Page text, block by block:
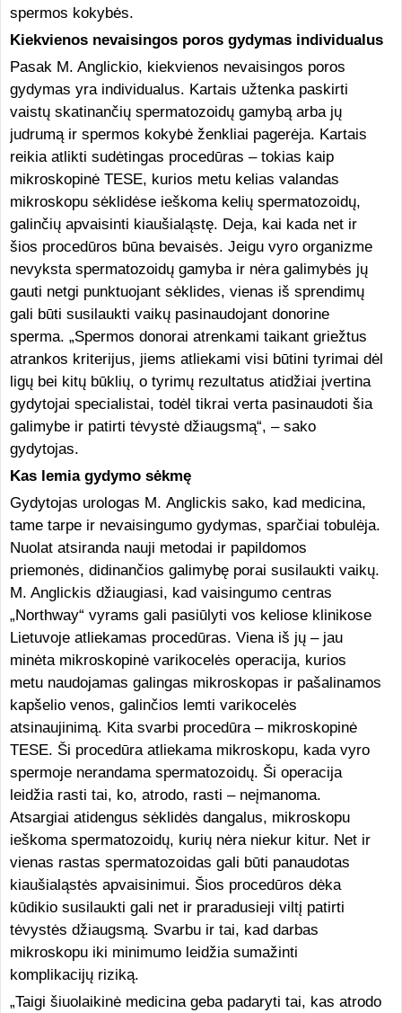
spermos kokybės.
Kiekvienos nevaisingos poros gydymas individualus
Pasak M. Anglickio, kiekvienos nevaisingos poros
gydymas yra individualus. Kartais užtenka paskirti
vaistų skatinančių spermatozoidų gamybą arba jų
judrumą ir spermos kokybė ženkliai pagerėja. Kartais
reikia atlikti sudėtingas procedūras – tokias kaip
mikroskopinė TESE, kurios metu kelias valandas
mikroskopu sėklidėse ieškoma kelių spermatozoidų,
galinčių apvaisinti kiaušialąstę. Deja, kai kada net ir
šios procedūros būna bevaisės. Jeigu vyro organizme
nevyksta spermatozoidų gamyba ir nėra galimybės jų
gauti netgi punktuojant sėklides, vienas iš sprendimų
gali būti susilaukti vaikų pasinaudojant donorine
sperma. „Spermos donorai atrenkami taikant griežtus
atrankos kriterijus, jiems atliekami visi būtini tyrimai dėl
ligų bei kitų būklių, o tyrimų rezultatus atidžiai įvertina
gydytojai specialistai, todėl tikrai verta pasinaudoti šia
galimybe ir patirti tėvystė džiaugsmą“, – sako
gydytojas.
Kas lemia gydymo sėkmę
Gydytojas urologas M. Anglickis sako, kad medicina,
tame tarpe ir nevaisingumo gydymas, sparčiai tobulėja.
Nuolat atsiranda nauji metodai ir papildomos
priemonės, didinančios galimybę porai susilaukti vaikų.
M. Anglickis džiaugiasi, kad vaisingumo centras
„Northway“ vyrams gali pasiūlyti vos keliose klinikose
Lietuvoje atliekamas procedūras. Viena iš jų – jau
minėta mikroskopinė varikocelės operacija, kurios
metu naudojamas galingas mikroskopas ir pašalinamos
kapšelio venos, galinčios lemti varikocelės
atsinaujinimą. Kita svarbi procedūra – mikroskopinė
TESE. Ši procedūra atliekama mikroskopu, kada vyro
spermoje nerandama spermatozoidų. Ši operacija
leidžia rasti tai, ko, atrodo, rasti – neįmanoma.
Atsargiai atidengus sėklidės dangalus, mikroskopu
ieškoma spermatozoidų, kurių nėra niekur kitur. Net ir
vienas rastas spermatozoidas gali būti panaudotas
kiaušialąstės apvaisinimui. Šios procedūros dėka
kūdikio susilaukti gali net ir praradusieji viltį patirti
tėvystės džiaugsmą. Svarbu ir tai, kad darbas
mikroskopu iki minimumo leidžia sumažinti
komplikacijų riziką.
„Taigi šiuolaikinė medicina geba padaryti tai, kas atrodo